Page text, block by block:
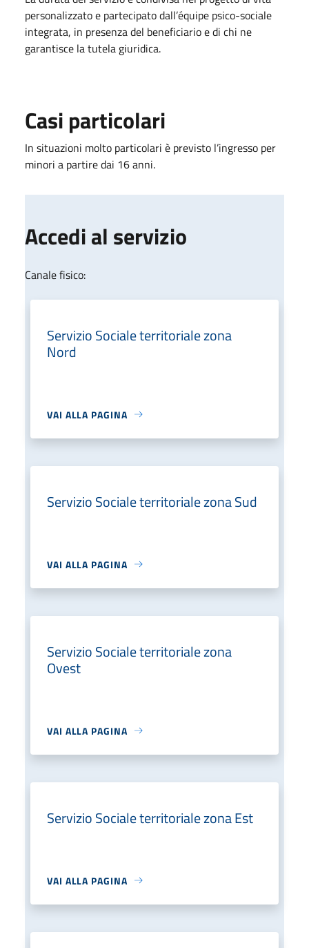
personalizzato e partecipato dall’équipe psico-sociale
integrata, in presenza del beneficiario e di chi ne
garantisce la tutela giuridica.
Casi particolari
In situazioni molto particolari è previsto l’ingresso per
minori a partire dai 16 anni.
Accedi al servizio
Canale fisico:
Servizio Sociale territoriale zona
Nord
VAI ALLA PAGINA
Servizio Sociale territoriale zona Sud
VAI ALLA PAGINA
Servizio Sociale territoriale zona
Ovest
VAI ALLA PAGINA
Servizio Sociale territoriale zona Est
VAI ALLA PAGINA